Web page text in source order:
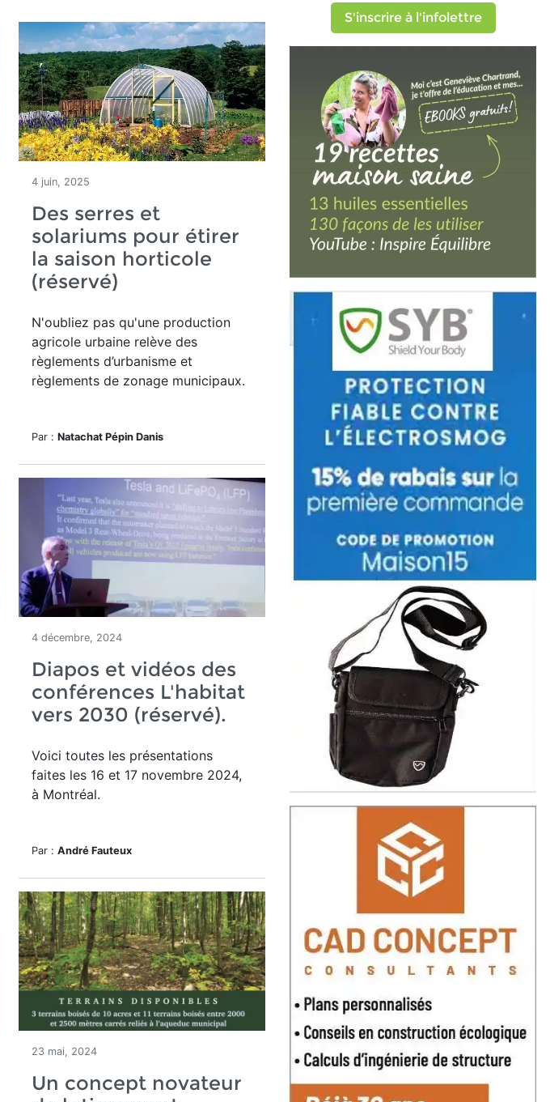
4 juin, 2025
Des serres et
solariums pour étirer
la saison horticole
(réservé)
N'oubliez pas qu'une production
agricole urbaine relève des
règlements d’urbanisme et
règlements de zonage municipaux.
Par : Natachat Pépin Danis
4 décembre, 2024
Diapos et vidéos des
conférences L'habitat
vers 2030 (réservé).
Voici toutes les présentations
faites les 16 et 17 novembre 2024,
à Montréal.
Par : André Fauteux
23 mai, 2024
Un concept novateur
S'inscrire à l'infolettre